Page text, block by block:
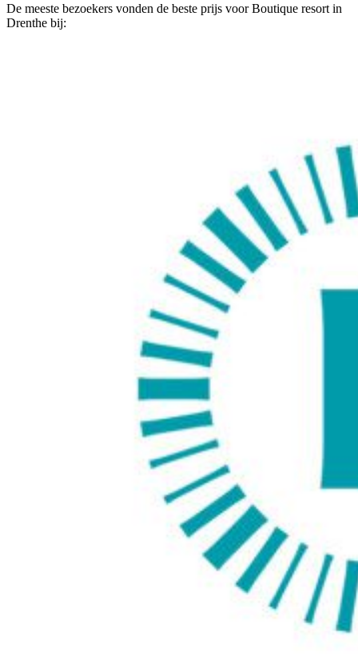
De meeste bezoekers vonden de beste prijs voor Boutique resort in
Drenthe bij: